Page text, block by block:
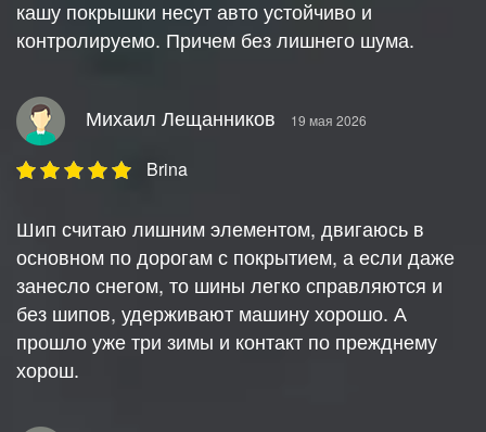
кашу покрышки несут авто устойчиво и
контролируемо. Причем без лишнего шума.
Михаил Лещанников 19 мая 2026
Brina
Шип считаю лишним элементом, двигаюсь в
основном по дорогам с покрытием, а если даже
занесло снегом, то шины легко справляются и
без шипов, удерживают машину хорошо. А
прошло уже три зимы и контакт по прежднему
хорош.